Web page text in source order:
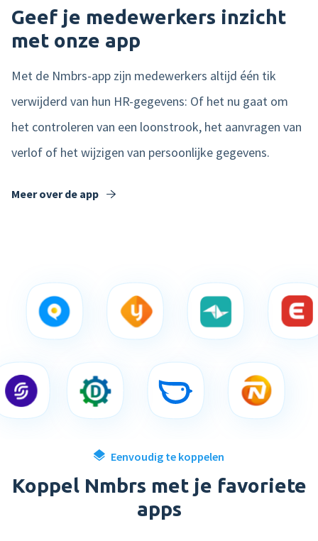
Geef je medewerkers inzicht
met onze app
Met de Nmbrs-app zijn medewerkers altijd één tik
verwijderd van hun HR-gegevens: Of het nu gaat om
het controleren van een loonstrook, het aanvragen van
verlof of het wijzigen van persoonlijke gegevens.
Meer over de app
Eenvoudig te koppelen
Koppel Nmbrs met je favoriete
apps